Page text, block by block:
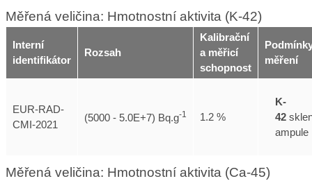
Měřená veličina: Hmotnostní aktivita (K-42)
Interní
identifikátor
Rozsah
Kalibrační
a měřicí
schopnost
měření
EUR-RAD-
CMI-2021
(5000 - 5.0E+7) Bq.g-1 1.2 %
K-
42
ampule
Měřená veličina: Hmotnostní aktivita (Ca-45)